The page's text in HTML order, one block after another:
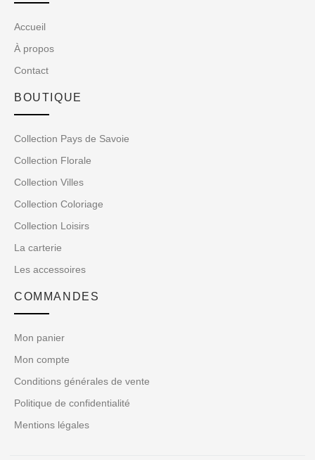
Accueil
À propos
Contact
BOUTIQUE
Collection Pays de Savoie
Collection Florale
Collection Villes
Collection Coloriage
Collection Loisirs
La carterie
Les accessoires
COMMANDES
Mon panier
Mon compte
Conditions générales de vente
Politique de confidentialité
Mentions légales